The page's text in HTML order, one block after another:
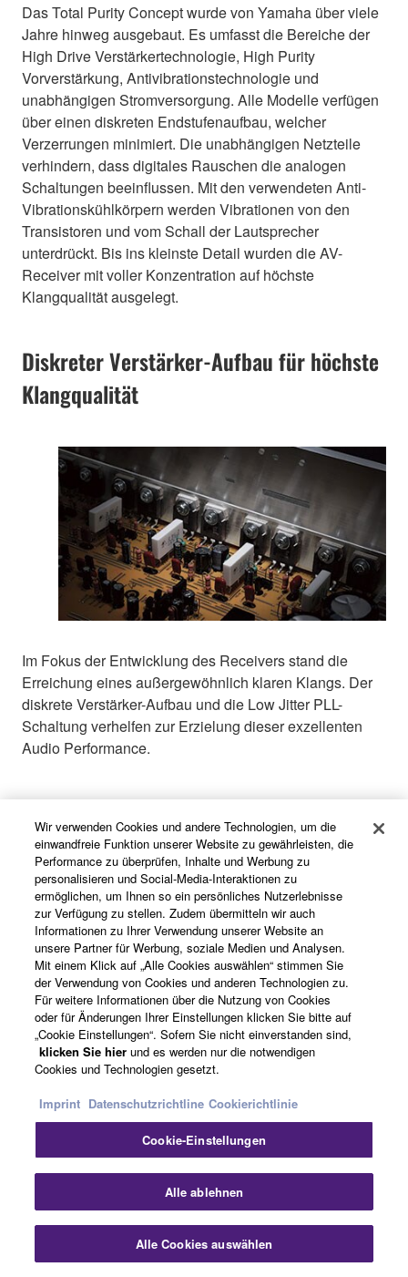
Das Total Purity Concept wurde von Yamaha über viele
Jahre hinweg ausgebaut. Es umfasst die Bereiche der
High Drive Verstärkertechnologie, High Purity
Vorverstärkung, Antivibrationstechnologie und
unabhängigen Stromversorgung. Alle Modelle verfügen
über einen diskreten Endstufenaufbau, welcher
Verzerrungen minimiert. Die unabhängigen Netzteile
verhindern, dass digitales Rauschen die analogen
Schaltungen beeinflussen. Mit den verwendeten Anti-
Vibrationskühlkörpern werden Vibrationen von den
Transistoren und vom Schall der Lautsprecher
unterdrückt. Bis ins kleinste Detail wurden die AV-
Receiver mit voller Konzentration auf höchste
Klangqualität ausgelegt.
Diskreter Verstärker-Aufbau für höchste
Klangqualität
Im Fokus der Entwicklung des Receivers stand die
Erreichung eines außergewöhnlich klaren Klangs. Der
diskrete Verstärker-Aufbau und die Low Jitter PLL-
Schaltung verhelfen zur Erzielung dieser exzellenten
Audio Performance.
AV Setup Guide ist ein leicht verständlicher Guide für Ihr
iOs oder Android Tablet. Diese App führt Sie durch die
Lautsprecher- und Zuspielerverkabelung bis hin zu den
Receiver-Einstellungen. Sie ist in mehreren Sprachen
erhältlich.
SCENE für einen One-Touch Start
Wir verwenden Cookies und andere Technologien, um die
einwandfreie Funktion unserer Website zu gewährleisten, die
Performance zu überprüfen, Inhalte und Werbung zu
personalisieren und Social-Media-Interaktionen zu
ermöglichen, um Ihnen so ein persönliches Nutzerlebnisse
zur Verfügung zu stellen. Zudem übermitteln wir auch
Informationen zu Ihrer Verwendung unserer Website an
unsere Partner für Werbung, soziale Medien und Analysen.
Mit einem Klick auf „Alle Cookies auswählen“ stimmen Sie
der Verwendung von Cookies und anderen Technologien zu.
Für weitere Informationen über die Nutzung von Cookies
oder für Änderungen Ihrer Einstellungen klicken Sie bitte auf
„Cookie Einstellungen“. Sofern Sie nicht einverstanden sind,
klicken Sie hier und es werden nur die notwendigen
Cookies und Technologien gesetzt.
Imprint Datenschutzrichtline Cookierichtlinie
Cookie-Einstellungen
Alle ablehnen
Alle Cookies auswählen